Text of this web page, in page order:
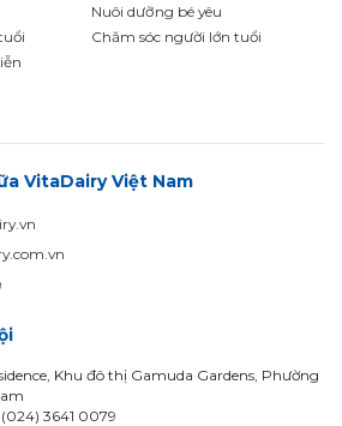
Nuôi dưỡng bé yêu
Chăm sóc người lớn tuổi
VitaDairy Việt Nam
Khu đô thị Gamuda Gardens, Phường
(024) 3641 0079